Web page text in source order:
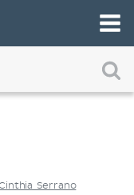
favorita
Serrano